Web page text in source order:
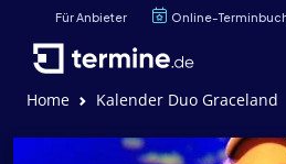
Für Anbieter Online-
Home Kalender Duo Graceland